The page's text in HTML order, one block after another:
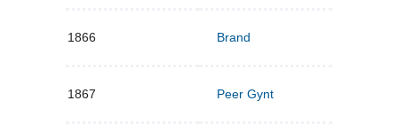
1866 Brand
1867 Peer Gynt